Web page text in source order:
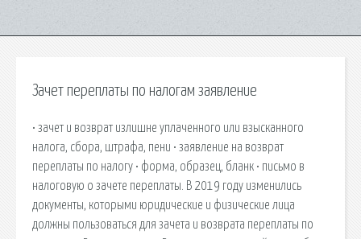
Зачет переплаты по налогам заявление
• зачет и возврат излишне уплаченного или взысканного
налога, сбора, штрафа, пени • заявление на возврат
переплаты по налогу • форма, образец, бланк • письмо в
налоговую о зачете переплаты. В 2019 году изменились
документы, которыми юридические и физические лица
должны пользоваться для зачета и возврата переплаты по